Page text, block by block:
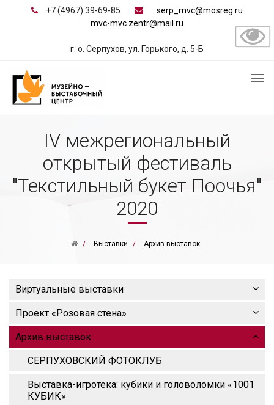
+7 (4967) 39-69-85
serp_mvc@mosreg.ru
mvc-mvc.zentr@mail.ru
г. о. Серпухов, ул. Горького, д. 5-Б
IV межрегиональный
открытый фестиваль
"Текстильный букет Поочья"
2020
Выставки Архив выставок
Виртуальные выставки
Проект «Розовая стена»
Архив выставок
СЕРПУХОВСКИЙ ФОТОКЛУБ
Выставка-игротека: кубики и головоломки «1001
КУБИК»